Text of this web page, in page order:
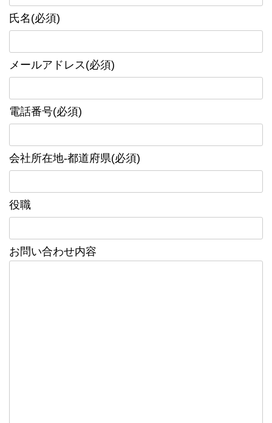
氏名(必須)
メールアドレス(必須)
電話番号(必須)
会社所在地-都道府県(必須)
役職
お問い合わせ内容